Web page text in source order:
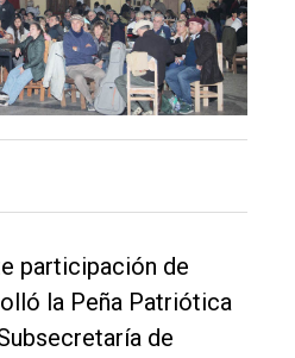
participación de
la Peña Patriótica
de